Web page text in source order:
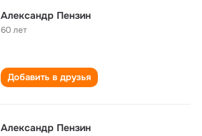
Александр Пензин
60 лет
Добавить в друзья
Александр Пензин